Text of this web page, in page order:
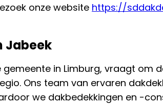
onze website https://
Jabeek
in Limburg, vraagt om
Ons team van ervaren
we dakbedekkingen en -